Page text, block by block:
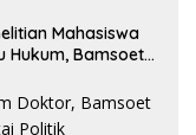
Mahasiswa
Hukum, Bamsoet